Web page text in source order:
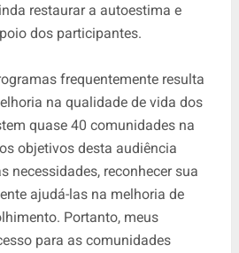
restaurar a autoestima e
dos participantes.
frequentemente resulta
na qualidade de vida dos
quase 40 comunidades na
objetivos desta audiência
necessidades, reconhecer sua
ajudá-las na melhoria de
Portanto, meus
para as comunidades